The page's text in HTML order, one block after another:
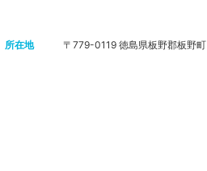
所在地 〒779-0119 徳島県板野郡板野